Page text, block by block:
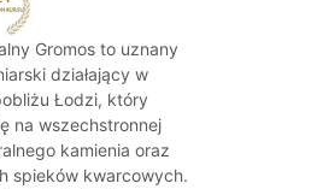
Gromos to uznany
działający w
Łodzi, który
na wszechstronnej
kamienia oraz
spieków kwarcowych.